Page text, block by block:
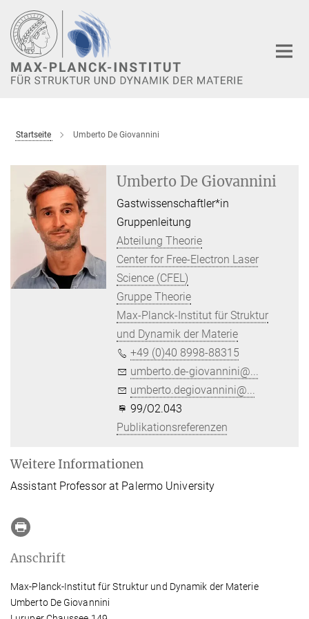
Hauptinhalt
Startseite Umberto De Giovannini
Umberto De Giovannini
Gastwissenschaftler*in
Gruppenleitung
Abteilung Theorie
Center for Free-Electron Laser
Science (CFEL)
Gruppe Theorie
Max-Planck-Institut für Struktur
und Dynamik der Materie
+49 (0)40 8998-88315
umberto.de-giovannini@...
umberto.degiovannini@...
99/O2.043
Publikationsreferenzen
Weitere Informationen
Assistant Professor at Palermo University
Anschrift
Max-Planck-Institut für Struktur und Dynamik der Materie
Umberto De Giovannini